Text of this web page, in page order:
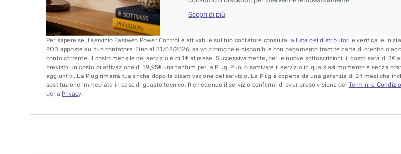
Scopri di più
Per sapere se il servizio Fastweb Power Control è attivabile sul tuo contatore consulta la lista dei distributori e verifica le
POD apposte sul tuo contatore. Fino al 31/08/2026, salvo proroghe e disponibile con pagamento tramite carta di credito o
conto corrente. Il costo mensile del servizio è di 1€ al mese. Successivamente, per le nuove sottoscrizioni, il costo sarà di 3€
previsto un costo di attivazione di 19,95€ una tantum per la Plug. Puoi disattivare il servizio in qualsiasi momento e senza
aggiuntivi. La Plug rimarrà tua anche dopo la disattivazione del servizio. La Plug è coperta da una garanzia di 24 mesi che
sostituzione immediata in caso di guasto tecnico. Richiedendo il servizio confermi di aver preso visione dei Termini e
della Privacy.